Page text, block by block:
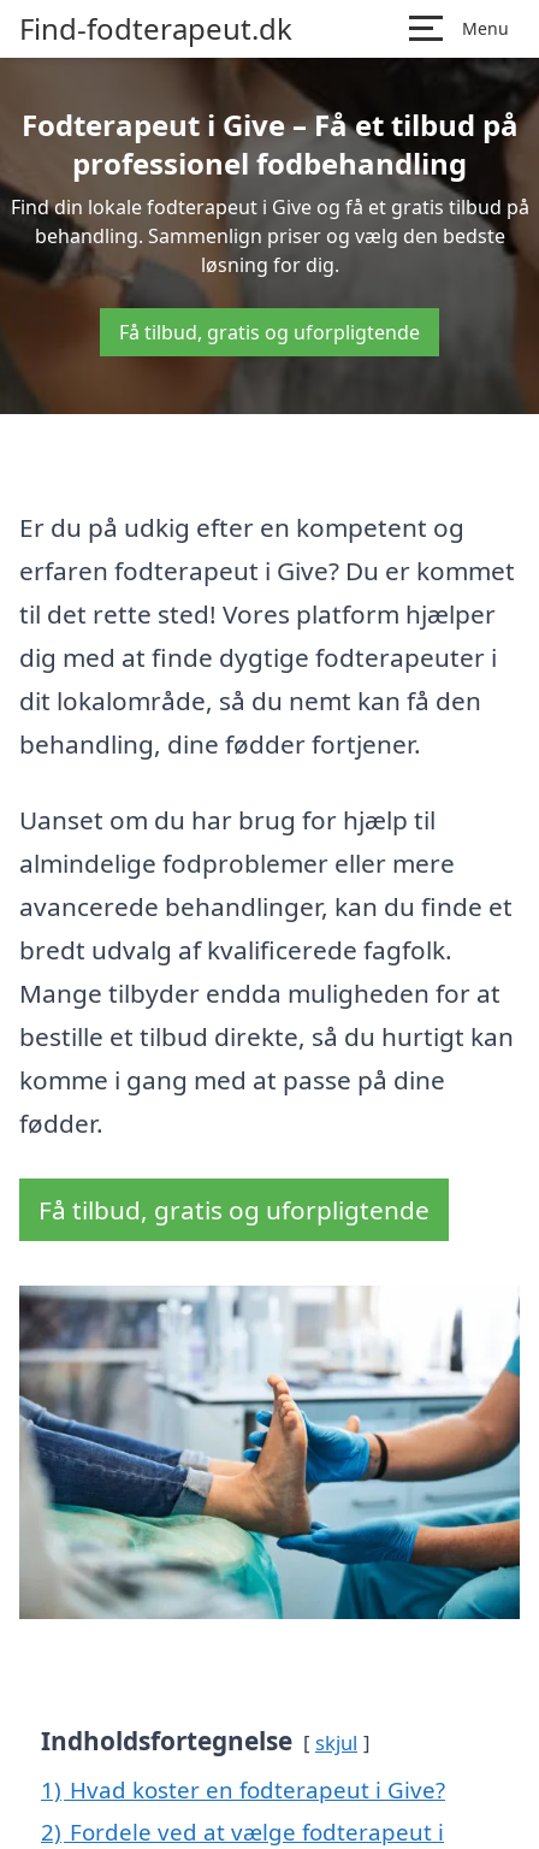
Find-fodterapeut.dk Menu
Fodterapeut i Give – Få et tilbud på
professionel fodbehandling
Find din lokale fodterapeut i Give og få et gratis tilbud på
behandling. Sammenlign priser og vælg den bedste
løsning for dig.
Få tilbud, gratis og uforpligtende
Er du på udkig efter en kompetent og
erfaren fodterapeut i Give? Du er kommet
til det rette sted! Vores platform hjælper
dig med at finde dygtige fodterapeuter i
dit lokalområde, så du nemt kan få den
behandling, dine fødder fortjener.
Uanset om du har brug for hjælp til
almindelige fodproblemer eller mere
avancerede behandlinger, kan du finde et
bredt udvalg af kvalificerede fagfolk.
Mange tilbyder endda muligheden for at
bestille et tilbud direkte, så du hurtigt kan
komme i gang med at passe på dine
fødder.
Få tilbud, gratis og uforpligtende
Indholdsfortegnelse skjul
1) Hvad koster en fodterapeut i Give?
2) Fordele ved at vælge fodterapeut i